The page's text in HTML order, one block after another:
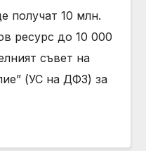
получат 10 млн.
ресурс до 10 000
съвет на
(УС на ДФЗ) за